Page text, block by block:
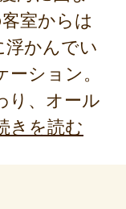
室からは
浮かんでい
ション。
り、オール
きを読む